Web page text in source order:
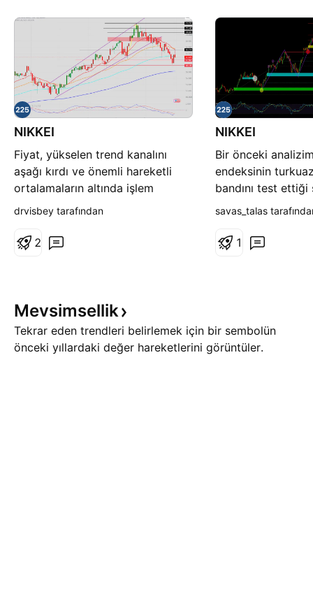
NIKKEI
Fiyat, yükselen trend kanalını
aşağı kırdı ve önemli hareketli
ortalamaların altında işlem
görüyor. Satış baskısı devam
alamadı. Şu an 65,21 seviyesi ilk
72,14 seviyeleri
drvisbey tarafından
2
NIKKEI
Bir önceki
endeksinin
bandını test ettiği
senaryoları
halinde fiyatın
savas_talas
1
Mevsimsellik
Tekrar eden trendleri belirlemek için bir sembolün
önceki yıllardaki değer hareketlerini görüntüler.